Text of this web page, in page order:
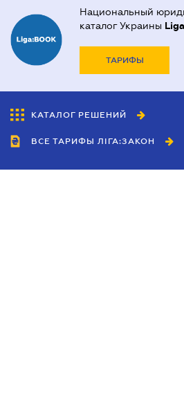
Национальный
каталог Украины
ТАРИФЫ
КАТАЛОГ РЕШЕНИЙ
ВСЕ ТАРИФЫ ЛІГА:ЗАКОН